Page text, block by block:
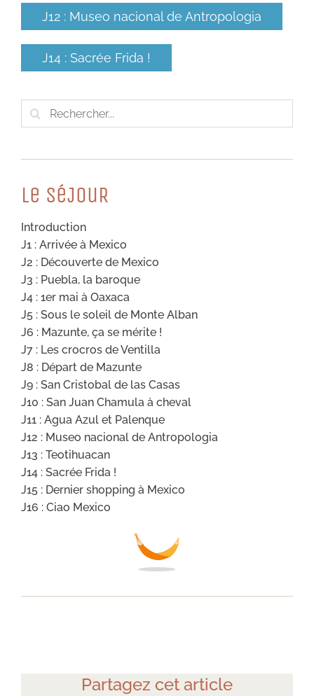
J12 : Museo nacional de Antropologia
J14 : Sacrée Frida !
Rechercher:
Le SéJouR
Introduction
J1 : Arrivée à Mexico
J2 : Découverte de Mexico
J3 : Puebla, la baroque
J4 : 1er mai à Oaxaca
J5 : Sous le soleil de Monte Alban
J6 : Mazunte, ça se mérite !
J7 : Les crocros de Ventilla
J8 : Départ de Mazunte
J9 : San Cristobal de las Casas
J10 : San Juan Chamula à cheval
J11 : Agua Azul et Palenque
J12 : Museo nacional de Antropologia
J13 : Teotihuacan
J14 : Sacrée Frida !
J15 : Dernier shopping à Mexico
J16 : Ciao Mexico
Partagez cet article